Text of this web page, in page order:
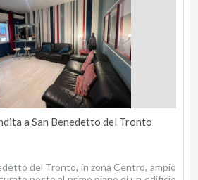
a San Benedetto del Tronto
del Tronto, in zona Centro, ampio